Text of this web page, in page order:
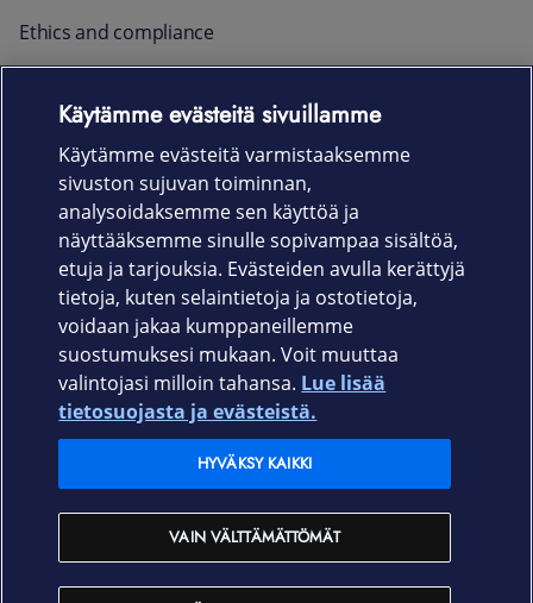
Ethics and compliance
Ajankohtaista
Rekrytointi
Uutishuone
In English
Yksityisille
Käytämme evästeitä sivuillamme
Käytämme evästeitä varmistaaksemme
sivuston sujuvan toiminnan,
analysoidaksemme sen käyttöä ja
näyttääksemme sinulle sopivampaa sisältöä,
etuja ja tarjouksia. Evästeiden avulla kerättyjä
tietoja, kuten selaintietoja ja ostotietoja,
voidaan jakaa kumppaneillemme
suostumuksesi mukaan. Voit muuttaa
valintojasi milloin tahansa. Lue lisää
tietosuojasta ja evästeistä.
VAIN VÄLTTÄMÄTTÖMÄT
HYVÄKSY KAIKKI